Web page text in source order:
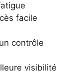
facile
contrôle
visibilité